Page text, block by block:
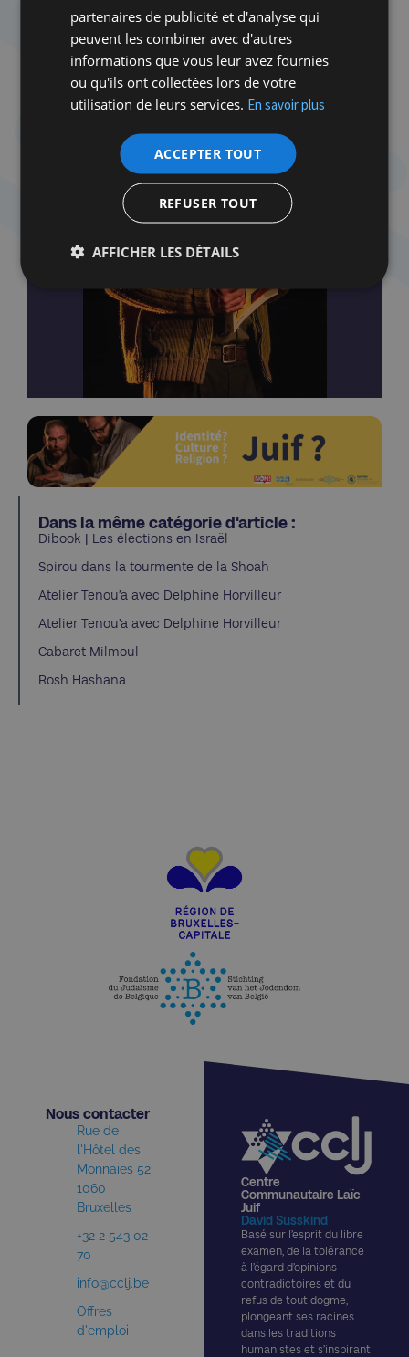
Dans la même catégorie d'article :
Dibook | Les élections en Israël
Spirou dans la tourmente de la Shoah
Atelier Tenou’a avec Delphine Horvilleur
Atelier Tenou’a avec Delphine Horvilleur
Cabaret Milmoul
Rosh Hashana
Centre
Communautaire Laïc
Juif
David Susskind
Basé sur l’esprit du libre
examen, de la tolérance
à l’égard d’opinions
contradictoires et du
refus de tout dogme,
plongeant ses racines
dans les traditions
humanistes et s’inspirant
Nous contacter​
Rue de
l'Hôtel des
Monnaies 52
1060
Bruxelles
+32 2 543 02
70
info@cclj.be
Offres
d'emploi
partenaires de publicité et d'analyse qui
peuvent les combiner avec d'autres
informations que vous leur avez fournies
ou qu'ils ont collectées lors de votre
utilisation de leurs services. En savoir plus
ACCEPTER TOUT
REFUSER TOUT
AFFICHER LES DÉTAILS